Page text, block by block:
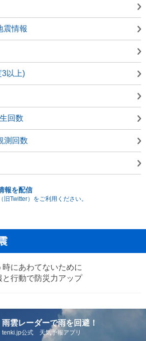
震情報
3以上)
回数
測回数
報を配信
旧Twitter）をご利用ください。
時にあわてないために
と行動で防災力アップ
雨雲レーダーで雨を回避！
tenki.jp公式 天気予報アプリ